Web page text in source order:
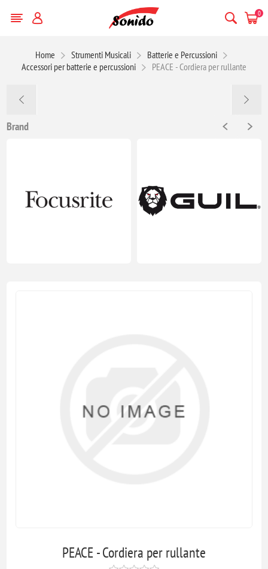
0
Home Strumenti Musicali
Batterie e Percussioni
Accessori per batterie e percussioni
PEACE - Cordiera per rullante
Brand
PEACE - Cordiera per rullante